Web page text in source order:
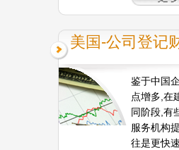
美国-公司登记
鉴于中国
点增多,在
同阶段,有
服务机构
往是更快